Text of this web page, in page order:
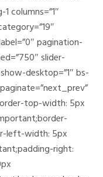
columns=”1″
pagination-
slider-
desktop=”1″ bs-
top-width: 5px
left-width: 5px
right: